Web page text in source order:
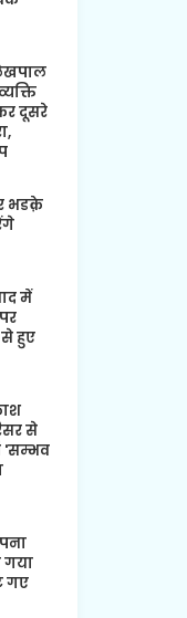
दूसरे
भडक़े
में
हुए
से
'सम्भव
गया
गए